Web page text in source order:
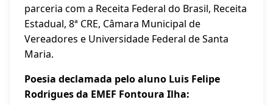
parceria com a Receita Federal do Brasil, Receita
Estadual, 8ª CRE, Câmara Municipal de
Vereadores e Universidade Federal de Santa
Maria.
Poesia declamada pelo aluno Luis Felipe
Rodriguesda EMEF Fontoura Ilha: